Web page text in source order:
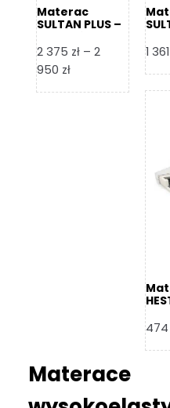
Materac
SULTAN PLUS –
2 375 zł – 2
950 złZakres
1 361
474
Materace